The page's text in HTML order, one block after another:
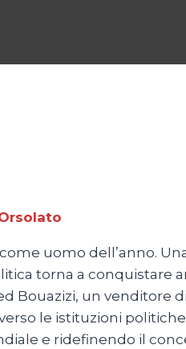
uomo dell’anno.
torna a conquistare
Bouazizi, un
le istituzioni
e ridefinendo il